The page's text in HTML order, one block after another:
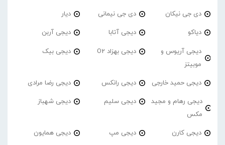
دی جی نیکان دی جی نیمانی دیار
دیاکو دیجی آتابا دیجی آربن
دیجی آریوس و
موبیتز
دیجی بهزاد O2 دیجی بیک
دیجی حمید خارجی دیجی رانکس دیجی رضا مرادی
دیجی رهام و مجید
مکس
دیجی سلیم دیجی شهباز
دیجی کارن دیجی مپ دیجی همایون